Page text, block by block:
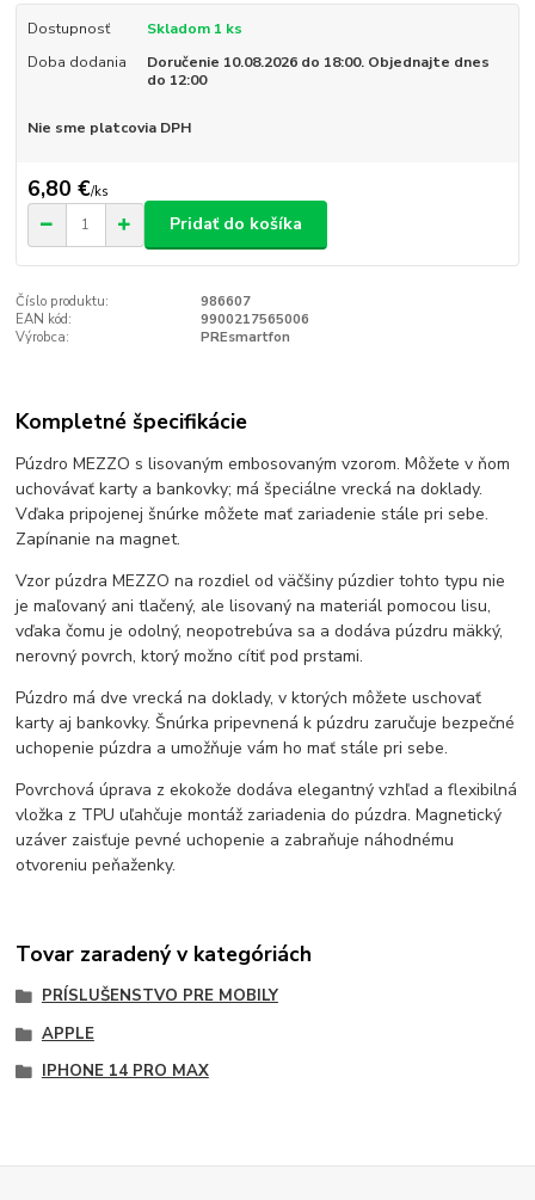
Dostupnosť
Skladom 1 ks
Doba dodania
Doručenie 10.08.2026 do 18:00. Objednajte dnes
do 12:00
Nie sme platcovia DPH
6,80 €/ks
Pridať do košíka
Číslo produktu:
986607
EAN kód:
9900217565006
Výrobca:
PREsmartfon
Kompletné špecifikácie
Púzdro MEZZO s lisovaným embosovaným vzorom. Môžete v ňom
uchovávať karty a bankovky; má špeciálne vrecká na doklady.
Vďaka pripojenej šnúrke môžete mať zariadenie stále pri sebe.
Zapínanie na magnet.
Vzor púzdra MEZZO na rozdiel od väčšiny púzdier tohto typu nie
je maľovaný ani tlačený, ale lisovaný na materiál pomocou lisu,
vďaka čomu je odolný, neopotrebúva sa a dodáva púzdru mäkký,
nerovný povrch, ktorý možno cítiť pod prstami.
Púzdro má dve vrecká na doklady, v ktorých môžete uschovať
karty aj bankovky. Šnúrka pripevnená k púzdru zaručuje bezpečné
uchopenie púzdra a umožňuje vám ho mať stále pri sebe.
Povrchová úprava z ekokože dodáva elegantný vzhľad a flexibilná
vložka z TPU uľahčuje montáž zariadenia do púzdra. Magnetický
uzáver zaisťuje pevné uchopenie a zabraňuje náhodnému
otvoreniu peňaženky.
Tovar zaradený v kategóriách
PRÍSLUŠENSTVO PRE MOBILY
APPLE
IPHONE 14 PRO MAX